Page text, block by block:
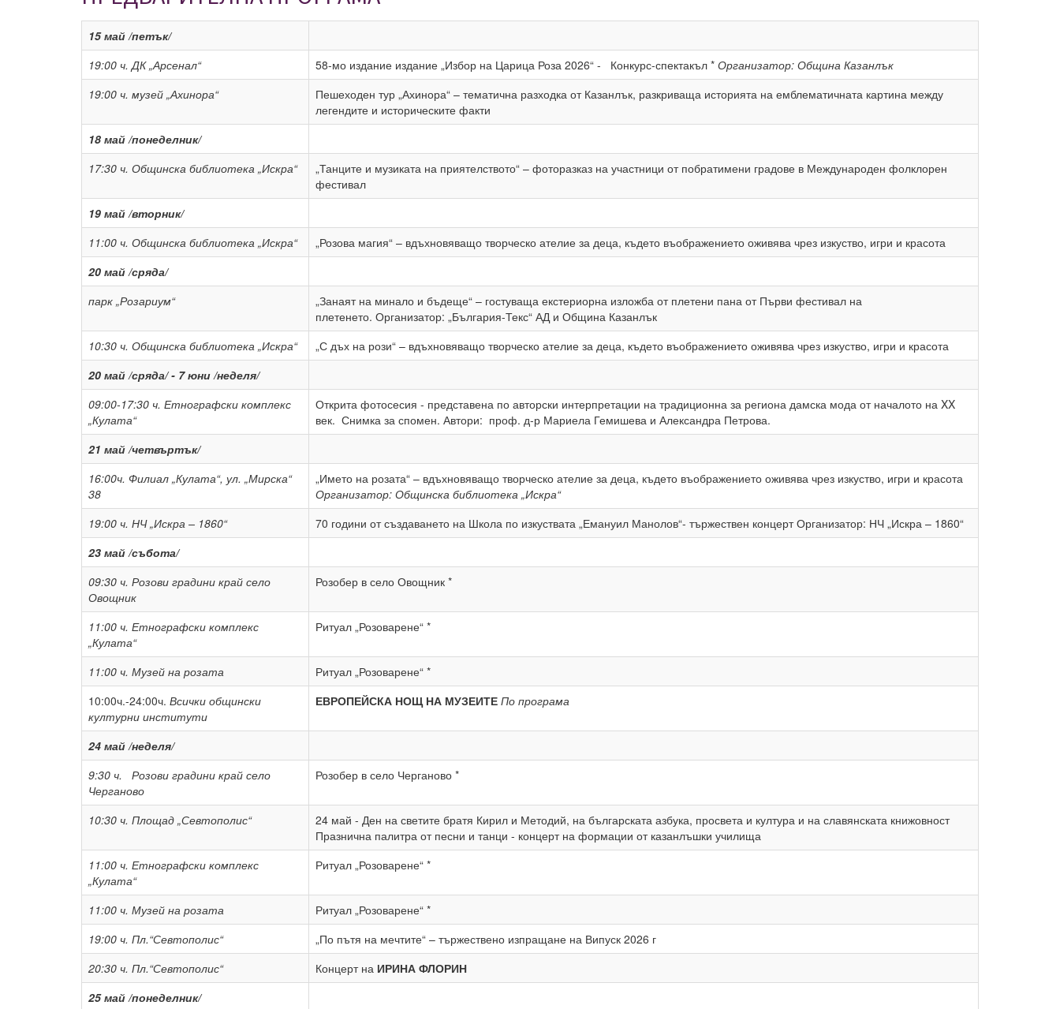
15май /петък/
19:00 ч.ДК „Арсенал“ 58-мо издание издание „Избор на Царица Роза 2026“ - Конкурс-спектакъл * Организатор: Община Казанлък
19:00 ч. музей „Ахинора“
Пешеходен тур „Ахинора“ – тематична разходка от Казанлък, разкриваща историята на емблематичната картина между
легендите и историческите факти
18 май /понеделник/
17:30 ч. Общинска библиотека „Искра“
„Танците и музиката на приятелството“ – фоторазказ на участници от побратимени градове в Международен фолклорен
фестивал
19 май /вторник/
11:00 ч. Общинска библиотека „Искра“
„Розова магия“ – вдъхновяващо творческо ателие за деца, където въображението оживява чрез изкуство, игри и красота
20 май /сряда/
парк „Розариум“
„Занаят на минало и бъдеще“ – гостуваща екстериорна изложба от плетени пана от Първи фестивал на
плетенето. Организатор: „България-Текс“ АД и Община Казанлък
10:30 ч. Общинска библиотека „Искра“
„С дъх на рози“ – вдъхновяващо творческо ателие за деца, където въображението оживява чрез изкуство, игри и красота
20 май /сряда/ - 7 юни /неделя/
09:00-17:30 ч. Етнографски комплекс
„Кулата“
Открита фотосесия - представена по авторски интерпретации на традиционна за региона дамска мода от началото на XX
век. Снимка за спомен. Автори: проф. д-р Мариела Гемишева и Александра Петрова.
21 май /четвъртък/
16:00ч. Филиал „Кулата“, ул. „Мирска“
38
„Името на розата“ – вдъхновяващо творческо ателие за деца, където въображението оживява чрез изкуство, игри и красота
Организатор: Общинска библиотека „Искра“
19:00 ч. НЧ „Искра – 1860“
70 години от създаването на Школа по изкуствата „Емануил Манолов“- тържествен концерт Организатор: НЧ „Искра – 1860“
23 май /събота/
09:30 ч. Розови градини край село
Овощник
Розобер в село Овощник *
11:00 ч. Етнографски комплекс
„Кулата“
Ритуал „Розоварене“ *
11:00 ч. Музей на розата
Ритуал „Розоварене“ *
10:00ч.-24:00ч. Всички общински
културни институти
ЕВРОПЕЙСКА НОЩ НА МУЗЕИТЕ По програма
24 май /неделя/
9:30 ч. Розови градини край село
Черганово
Розобер в село Черганово *
10:30 ч. Площад „Севтополис“
24 май - Ден на светите братя Кирил и Методий, на българската азбука, просвета и култура и на славянската книжовност
Празнична палитра от песни и танци - концерт на формации от казанлъшки училища
11:00 ч. Етнографски комплекс
„Кулата“
Ритуал „Розоварене“ *
11:00 ч. Музей на розата
Ритуал „Розоварене“ *
19:00 ч. Пл.“Севтополис“
„По пътя на мечтите“ – тържествено изпращане на Випуск 2026 г
20:30 ч. Пл.“Севтополис“ Концерт на ИРИНА ФЛОРИН
25 май /понеделник/